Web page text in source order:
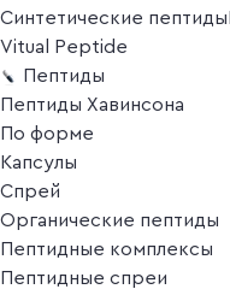
Синтетические пептиды
Vitual Peptide
Пептиды
Пептиды Хавинсона
По форме
Капсулы
Спрей
Органические пептиды
Пептидные комплексы
Пептидные спреи